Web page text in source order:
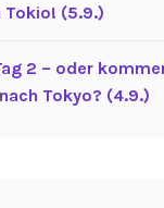
Tokio! (5.9.)
2 – oder
Tokyo? (4.9.)